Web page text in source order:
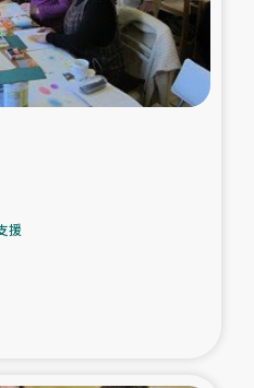
性グループの生計支援
改善による栄養改善事業
た子どもの栄養改善事業
援